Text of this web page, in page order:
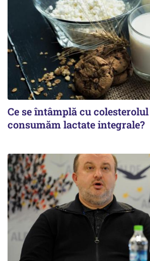
Ce se întâmplă cu
consumăm lactate integrale?